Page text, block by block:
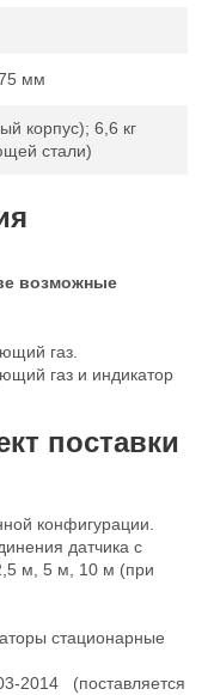
мм
корпус); 6,6 кг
стали)
возможные
газ.
газ и индикатор
поставки
конфигурации.
датчика с
м, 5 м, 10 м (при
стационарные
2014 (поставляется